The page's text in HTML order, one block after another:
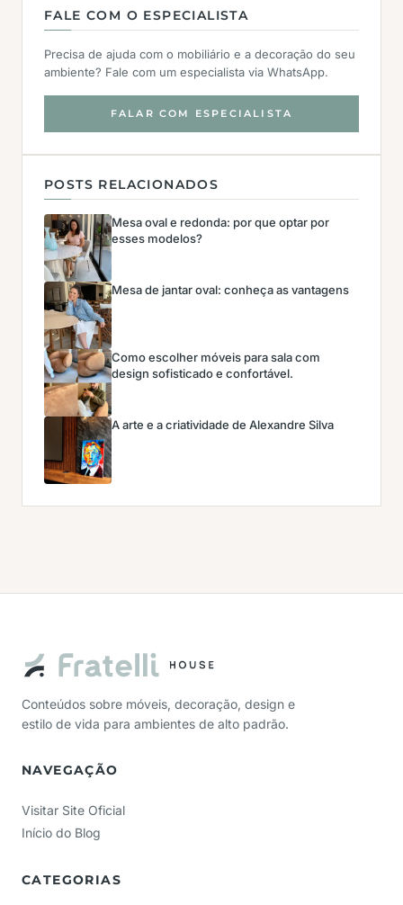
FALE COM O ESPECIALISTA
Precisa de ajuda com o mobiliário e a decoração do seu
ambiente? Fale com um especialista via WhatsApp.
FALAR COM ESPECIALISTA
POSTS RELACIONADOS
Mesa oval e redonda: por que optar por
esses modelos?
Mesa de jantar oval: conheça as vantagens
Como escolher móveis para sala com
design sofisticado e confortável.
A arte e a criatividade de Alexandre Silva
Conteúdos sobre móveis, decoração, design e
estilo de vida para ambientes de alto padrão.
NAVEGAÇÃO
Visitar Site Oficial
Início do Blog
CATEGORIAS